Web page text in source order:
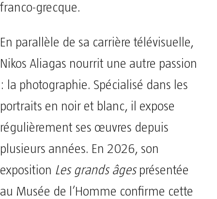
franco-grecque.
En parallèle de sa carrière télévisuelle,
Nikos Aliagas nourrit une autre passion
: la photographie. Spécialisé dans les
portraits en noir et blanc, il expose
régulièrement ses œuvres depuis
plusieurs années. En 2026, son
exposition Les grands âgesprésentée
au Musée de l’Homme confirme cette